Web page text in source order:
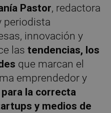
Pastor, redactora
periodista
innovación y
lastendencias, los
que marcan el
emprendedor y
la correcta
y medios de